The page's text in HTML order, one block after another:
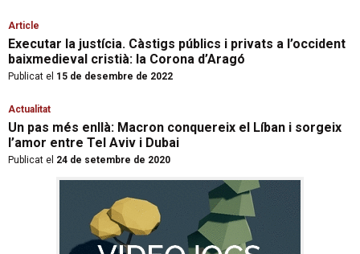
Article
Executar la justícia. Càstigs públics i privats a l’occident
baixmedieval cristià: la Corona d’Aragó
Publicat el 15 de desembre de 2022
Actualitat
Un pas més enllà: Macron conquereix el Líban i sorgeix
l’amor entre Tel Aviv i Dubai
Publicat el 24 de setembre de 2020